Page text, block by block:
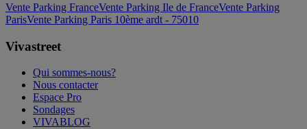
Vente Parking FranceVente Parking Ile de FranceVente Parking
ParisVente Parking Paris 10ème ardt - 75010
Vivastreet
Qui sommes-nous?
Nous contacter
Espace Pro
Sondages
VIVABLOG